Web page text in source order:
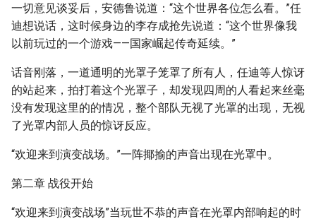
一切意见谈妥后，安德鲁说道：“这个世界各位怎么看。”任
迪想说话，这时候身边的李存成抢先说道：“这个世界像我
以前玩过的一个游戏——国家崛起传奇延续。”
话音刚落，一道通明的光罩子笼罩了所有人，任迪等人惊讶
的站起来，拍打着这个光罩子，却发现四周的人看起来丝毫
没有发现这里的的情况，整个部队无视了光罩的出现，无视
了光罩内部人员的惊讶反应。
“欢迎来到演变战场。”一阵揶揄的声音出现在光罩中。
第二章 战役开始
“欢迎来到演变战场”当玩世不恭的声音在光罩内部响起的时